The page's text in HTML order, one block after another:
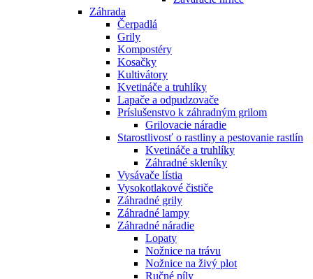
Záhrada
Čerpadlá
Grily
Kompostéry
Kosačky
Kultivátory
Kvetináče a truhlíky
Lapače a odpudzovače
Príslušenstvo k záhradným grilom
Grilovacie náradie
Starostlivosť o rastliny a pestovanie rastlín
Kvetináče a truhlíky
Záhradné skleníky
Vysávače lístia
Vysokotlakové čističe
Záhradné grily
Záhradné lampy
Záhradné náradie
Lopaty
Nožnice na trávu
Nožnice na živý plot
Ručné píly